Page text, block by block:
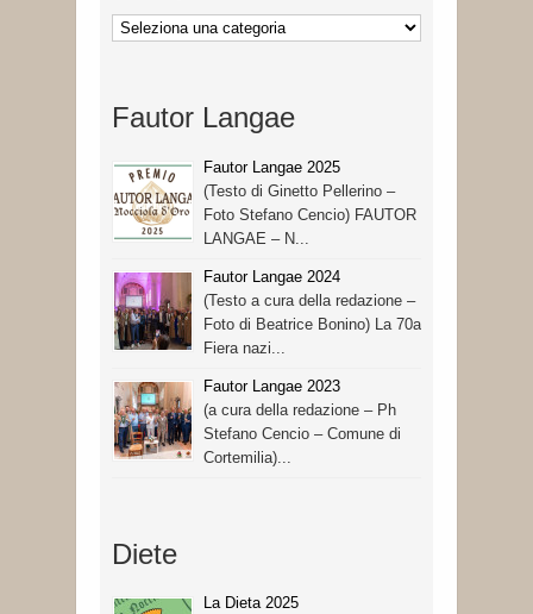
Categorie
Fautor Langae
Fautor Langae 2025
(Testo di Ginetto Pellerino –
Foto Stefano Cencio) FAUTOR
LANGAE – N...
Fautor Langae 2024
(Testo a cura della redazione –
Foto di Beatrice Bonino) La 70a
Fiera nazi...
Fautor Langae 2023
(a cura della redazione – Ph
Stefano Cencio – Comune di
Cortemilia)...
Diete
La Dieta 2025